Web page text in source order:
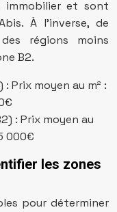
et sont
À l’inverse, de
régions moins
B2.
: Prix moyen au m² :
: Prix moyen au
000€
les zones
pour déterminer